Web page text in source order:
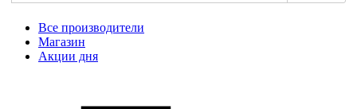
Все производители
Магазин
Акции дня